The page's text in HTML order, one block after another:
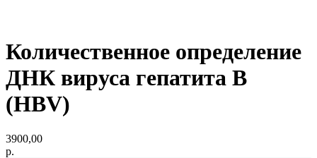
Количественное определение
ДНК вируса гепатита B
(HBV)
3900,00
р.